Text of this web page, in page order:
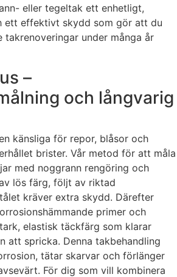
eller tegeltak ett enhetligt,
ett effektivt skydd som gör att du
takrenoveringar under många år
–
och långvarig
känsliga för repor, blåsor och
brister. Vår metod för att måla
med noggrann rengöring och
lös färg, följt av riktad
kräver extra skydd. Därefter
primer och
elastisk täckfärg som klarar
att spricka. Denna takbehandling
tätar skarvar och förlänger
För dig som vill kombinera